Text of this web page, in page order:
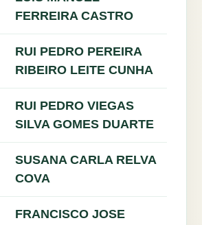
FERREIRA CASTRO
RUI PEDRO PEREIRA
RIBEIRO LEITE CUNHA
RUI PEDRO VIEGAS
SILVA GOMES DUARTE
SUSANA CARLA RELVA
COVA
FRANCISCO JOSE